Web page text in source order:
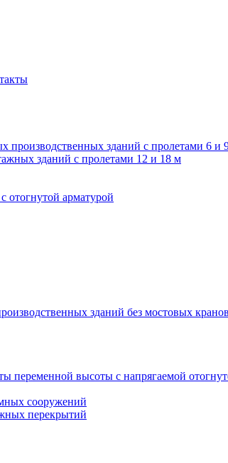
производственных зданий с пролетами 6
зданий с пролетами 12 и 18 м
отогнутой арматурой
зданий без мостовых кранов
переменной высоты с напрягаемой
сооружений
перекрытий